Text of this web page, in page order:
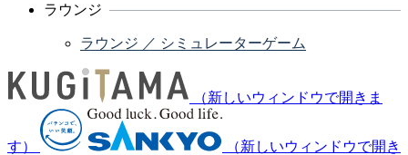
ラウンジ
ラウンジ ／ シミュレーターゲーム
（新しいウィンドウで開きま
す）
（新しいウィンドウで開き